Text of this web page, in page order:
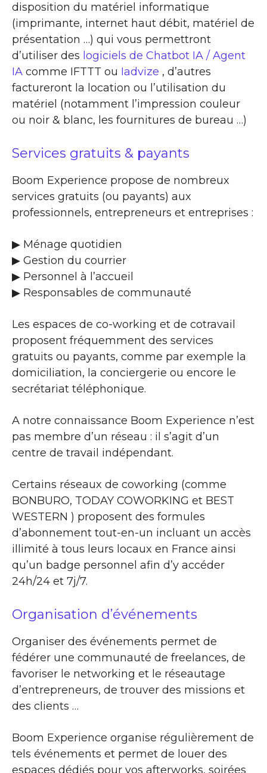
disposition du matériel informatique
(imprimante, internet haut débit, matériel de
présentation …) qui vous permettront
d’utiliser des logiciels de Chatbot IA / Agent
IA comme IFTTT ou Iadvize , d’autres
factureront la location ou l’utilisation du
matériel (notamment l’impression couleur
ou noir & blanc, les fournitures de bureau …)
Services gratuits & payants
Boom Experience propose de nombreux
services gratuits (ou payants) aux
professionnels, entrepreneurs et entreprises :
▶​ Ménage quotidien
▶​ Gestion du courrier
▶​ Personnel à l’accueil
▶​ Responsables de communauté
Les espaces de co-working et de cotravail
proposent fréquemment des services
gratuits ou payants, comme par exemple la
domiciliation, la conciergerie ou encore le
secrétariat téléphonique.
A notre connaissance Boom Experience n’est
pas membre d’un réseau : il s’agit d’un
centre de travail indépendant.
Certains réseaux de coworking (comme
BONBURO, TODAY COWORKING et BEST
WESTERN ) proposent des formules
d’abonnement tout-en-un incluant un accès
illimité à tous leurs locaux en France ainsi
qu’un badge personnel afin d’y accéder
24h/24 et 7j/7.
Organisation d’événements
Organiser des événements permet de
fédérer une communauté de freelances, de
favoriser le networking et le réseautage
d’entrepreneurs, de trouver des missions et
des clients …
Boom Experience organise régulièrement de
tels événements et permet de louer des
espaces dédiés pour vos afterworks, soirées